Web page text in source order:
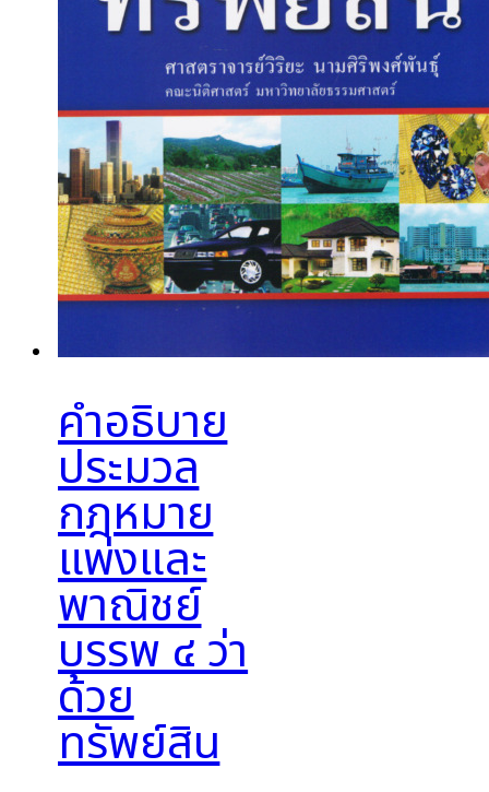
คำอธิบาย
ประมวล
กฎหมาย
แพ่งและ
พาณิชย์
บรรพ ๔ ว่า
ด้วย
ทรัพย์สิน